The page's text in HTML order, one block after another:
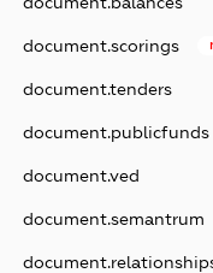
document.scorings
document.tenders
document.publicfunds
document.ved
document.semantrum